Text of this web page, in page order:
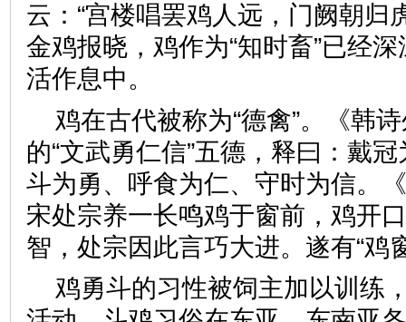
云：“宫楼唱罢鸡人远，门阙朝归
金鸡报晓，鸡作为“知时畜”已经
活作息中。
鸡在古代被称为“德禽”。《韩
的“文武勇仁信”五德，释曰：戴
斗为勇、呼食为仁、守时为信。
宋处宗养一长鸣鸡于窗前，鸡开
智，处宗因此言巧大进。遂有“鸡
鸡勇斗的习性被饲主加以训练